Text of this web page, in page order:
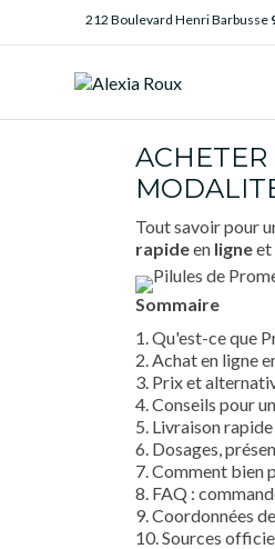
212 Boulevard Henri Barbusse
Tout savoir pour
rapideen ligneet
Sommaire
1. Qu'est-ce que
2. Achat en ligne
3. Prix et
4. Conseils pour
5. Livraison
6. Dosages,
7. Comment bien
8. FAQ :
9. Coordonnées
10. Sources